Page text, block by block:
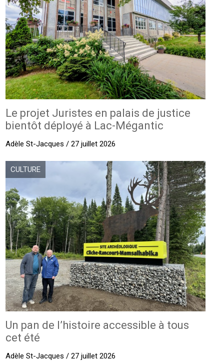
Le projet Juristes en palais de justice
bientôt déployé à Lac-Mégantic
Adèle St-Jacques / 27 juillet 2026
CULTURE
Un pan de l’histoire accessible à tous
cet été
Adèle St-Jacques / 27 juillet 2026